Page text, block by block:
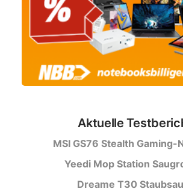
Aktuelle
MSI GS76 Stealth Gaming-
Yeedi Mop Station
Dreame T30